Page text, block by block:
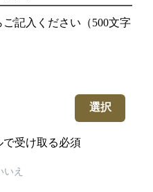
記入ください（500文字
選択
受け取る必須
いえ